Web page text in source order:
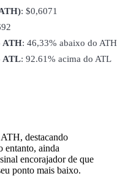
de copy trading
: $0,6071
ATH: 46,33% abaixo do ATH
ATL: 92.61% acima do ATL
ATH, destacando
entanto, ainda
encorajador de que
ponto mais baixo.